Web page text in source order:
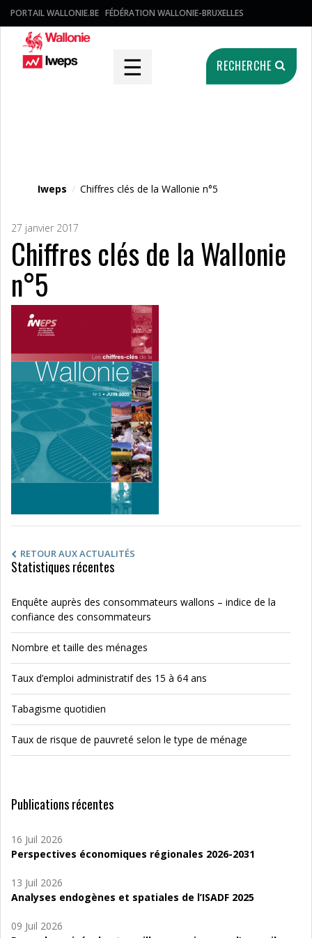
PORTAIL WALLONIE.BE FÉDÉRATION WALLONIE-BRUXELLES
☰ RECHERCHE
Iweps / Chiffres clés de la Wallonie n°5
27 janvier 2017
Chiffres clés de la Wallonie
n°5
RETOUR AUX ACTUALITÉS
Statistiques récentes
Enquête auprès des consommateurs wallons – indice de la
confiance des consommateurs
Nombre et taille des ménages
Taux d’emploi administratif des 15 à 64 ans
Tabagisme quotidien
Taux de risque de pauvreté selon le type de ménage
Publications récentes
16 Juil 2026
Perspectives économiques régionales 2026-2031
13 Juil 2026
Analyses endogènes et spatiales de l’ISADF 2025
09 Juil 2026